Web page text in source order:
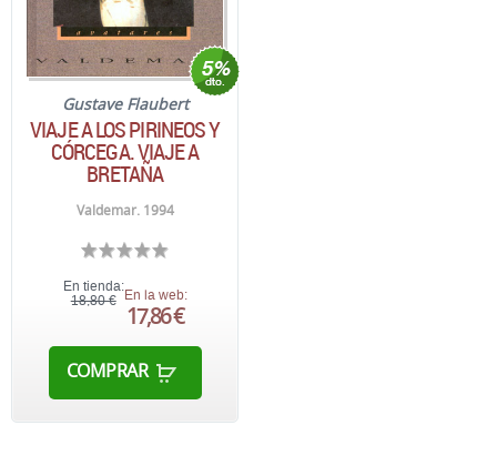
Gustave Flaubert
VIAJE A LOS PIRINEOS Y
CÓRCEGA. VIAJE A
BRETAÑA
Valdemar. 1994
En tienda:
18,80 € En la web:
17,86 €
COMPRAR